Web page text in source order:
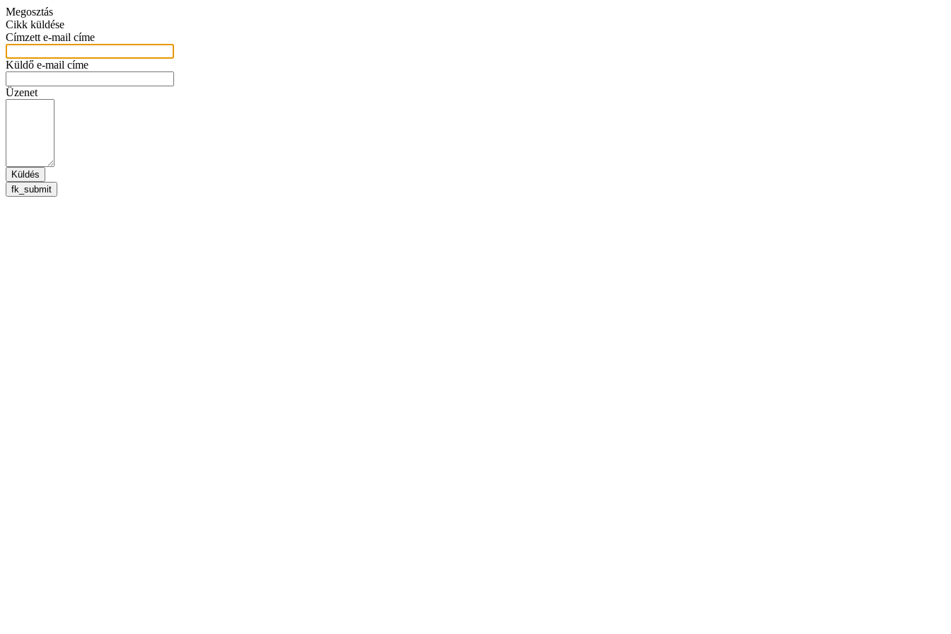
Megosztás
Cikk küldése
Címzett e-mail címe
Küldő e-mail címe
Üzenet